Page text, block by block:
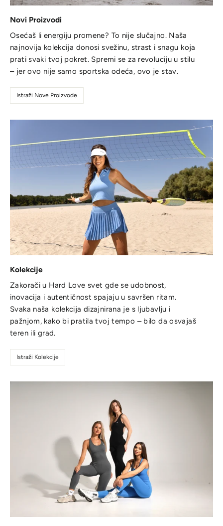
Novi Proizvodi
Osećaš li energiju promene? To nije slučajno. Naša
najnovija kolekcija donosi svežinu, strast i snagu koja
prati svaki tvoj pokret. Spremi se za revoluciju u stilu
– jer ovo nije samo sportska odeća, ovo je stav.
Istraži Nove Proizvode
Kolekcije
Zakorači u Hard Love svet gde se udobnost,
inovacija i autentičnost spajaju u savršen ritam.
Svaka naša kolekcija dizajnirana je s ljubavlju i
pažnjom, kako bi pratila tvoj tempo – bilo da osvajaš
teren ili grad.
Istraži Kolekcije